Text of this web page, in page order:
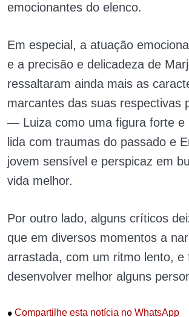
emocionantes do elenco.
Em especial, a atuação
e a precisão e delicadeza de
ressaltaram ainda mais as
marcantes das suas respectivas
— Luiza como uma figura forte e
lida com traumas do passado e
jovem sensível e perspicaz em
vida melhor.
Por outro lado, alguns críticos
que em diversos momentos a
arrastada, com um ritmo lento, e
desenvolver melhor alguns
• Compartilhe esta notícia no WhatsApp